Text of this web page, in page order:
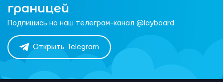
границей
Подпишись на наш телеграм-канал @layboard
Открыть Telegram